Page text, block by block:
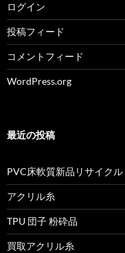
ログイン
投稿フィード
コメントフィード
WordPress.org
最近の投稿
PVC床軟質新品リサイクル
アクリル糸
TPU 団子 粉砕品
買取アクリル糸